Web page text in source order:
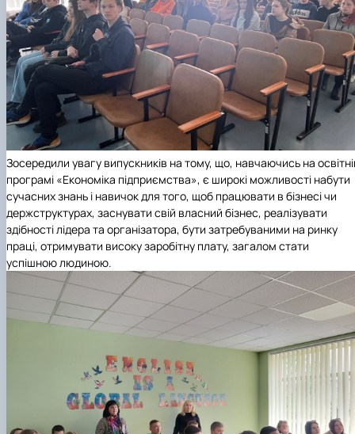
Зосередили увагу випускників на тому, що, навчаючись на
програмі «Економіка підприємства», є широкі можливості набути
сучасних знань і навичок для того, щоб працювати в бізнесі чи
держструктурах, заснувати свій власний бізнес, реалізувати
здібності лідера та організатора, бути затребуваними на ринку
праці, отримувати високу заробітну плату, загалом стати
успішною людиною.